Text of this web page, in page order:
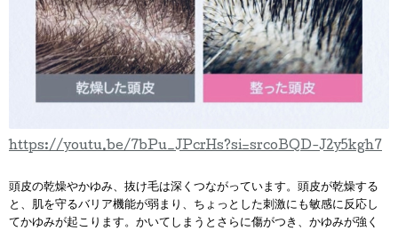
https://youtu.be/7bPu_JPcrHs?si=srcoBQD-J2y5kgh7
頭皮の乾燥やかゆみ、抜け毛は深くつながっています。頭皮が乾燥する
と、肌を守るバリア機能が弱まり、ちょっとした刺激にも敏感に反応し
てかゆみが起こります。かいてしまうとさらに傷がつき、かゆみが強く